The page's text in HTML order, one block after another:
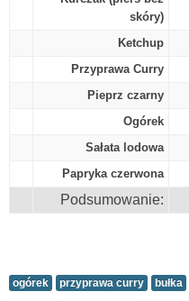
skóry)
Ketchup
Przyprawa Curry
Pieprz czarny
Ogórek
Sałata lodowa
Papryka czerwona
Podsumowanie:
ogórek przyprawa curry bułka